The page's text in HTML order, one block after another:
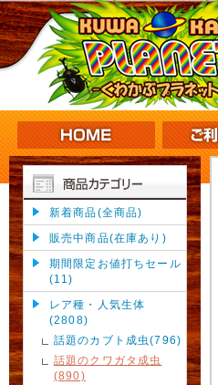
新着商品(全商品)
販売中商品(在庫あり)
期間限定お値打ちセール
(11)
レア種・人気生体
(2808)
話題のカブト成虫(796)
話題のクワガタ成虫
(890)